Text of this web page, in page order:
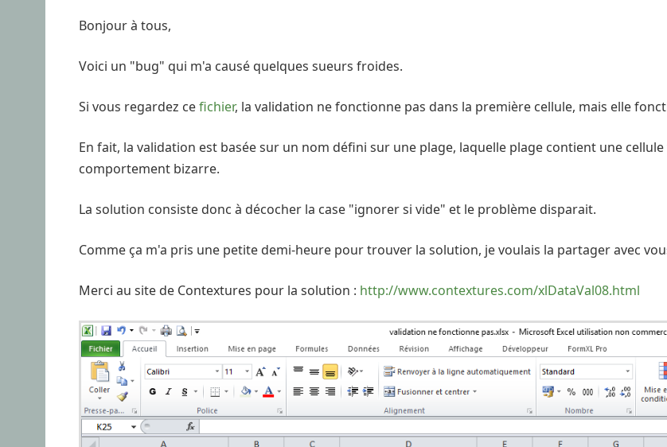
Bonjour à tous,
Voici un "bug" qui m'a causé quelques sueurs froides.
Si vous regardez cefichier, la validation ne fonctionne pas dans la première cellule, mais elle
En fait, la validation est basée sur un nom défini sur une plage, laquelle plage contient une
comportement bizarre.
La solution consiste donc à décocher la case "ignorer si vide" et le problème disparait.
Comme ça m'a pris une petite demi-heure pour trouver la solution, je voulais la partager avec
Merci au site de Contextures pour la solution : http://www.contextures.com/xlDataVal08.html